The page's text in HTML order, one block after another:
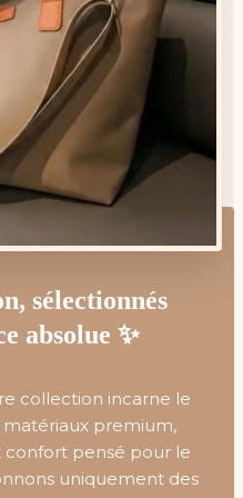
sélectionnés
absolue ✨
collection incarne le
premium,
pensé pour le
uniquement des